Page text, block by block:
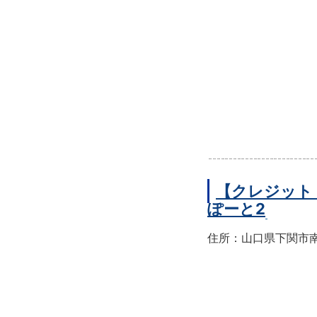
【クレジッ
ぽーと2
住所：山口県下関市